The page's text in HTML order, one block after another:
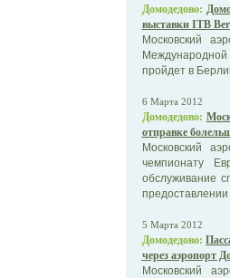
Домодедово:
выставки ITB
Московский
Международной
пройдет в
6 Марта 2012
Домодедово:
отправке
Московский
чемпионату
обслуживание
5 Марта 2012
Домодедово:
через аэропорт
Московский